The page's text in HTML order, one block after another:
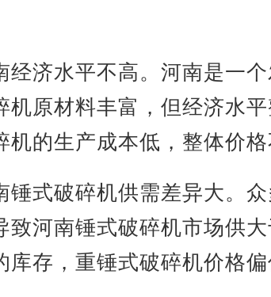
经济水平不高。河南是一
机原材料丰富，但经济水
机的生产成本低，整体价格
锤式破碎机供需差异大。
致河南锤式破碎机市场供
库存，重锤式破碎机价格偏